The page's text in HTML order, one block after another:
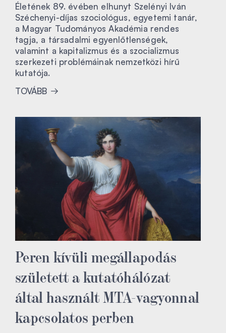
Életének 89. évében elhunyt Szelényi Iván
Széchenyi-díjas szociológus, egyetemi tanár,
a Magyar Tudományos Akadémia rendes
tagja, a társadalmi egyenlőtlenségek,
valamint a kapitalizmus és a szocializmus
szerkezeti problémáinak nemzetközi hírű
kutatója.
TOVÁBB
Peren kívüli megállapodás
született a kutatóhálózat
által használt MTA-vagyonnal
kapcsolatos perben